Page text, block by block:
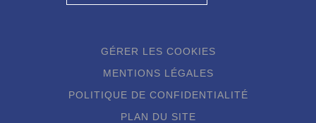
GÉRER LES COOKIES
MENTIONS LÉGALES
POLITIQUE DE CONFIDENTIALITÉ
PLAN DU SITE